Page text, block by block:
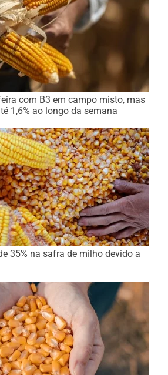
com B3 em campo misto, mas
1,6% ao longo da semana
35% na safra de milho devido a